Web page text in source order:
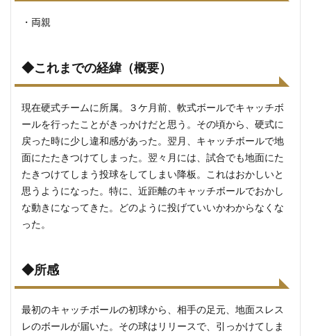
・両親
◆これまでの経緯（概要）
現在硬式チームに所属。３ケ月前、軟式ボールでキャッチボ
ールを行ったことがきっかけだと思う。その頃から、硬式に
戻った時に少し違和感があった。翌月、キャッチボールで地
面にたたきつけてしまった。翌々月には、試合でも地面にた
たきつけてしまう投球をしてしまい降板。これはおかしいと
思うようになった。特に、近距離のキャッチボールでおかし
な動きになってきた。どのように投げていいかわからなくな
った。
◆所感
最初のキャッチボールの初球から、相手の足元、地面スレス
レのボールが届いた。その球はリリースで、引っかけてしま